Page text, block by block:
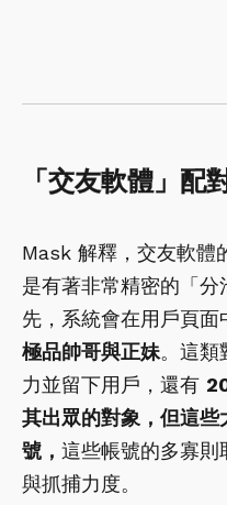
「交友軟體」配
Mask 解釋，交友軟體
是有著非常精密的「
先，系統會在用戶頁面
極品帥哥與正妹。這類
力並留下用戶，還有
其出眾的對象，但這
號， 這些帳號的多寡則
與抓捕力度。